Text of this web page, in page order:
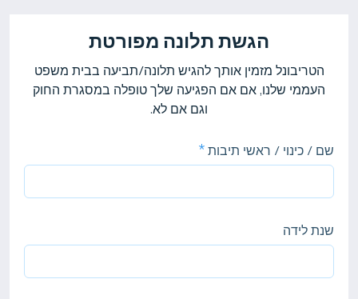
הגשת תלונה מפורטת
הטריבונל מזמין אותך להגיש תלונה/תביעה בבית משפט
העממי שלנו, אם אם הפגיעה שלך טופלה במסגרת החוק
וגם אם לא.
שם / כינוי / ראשי תיבות
שנת לידה